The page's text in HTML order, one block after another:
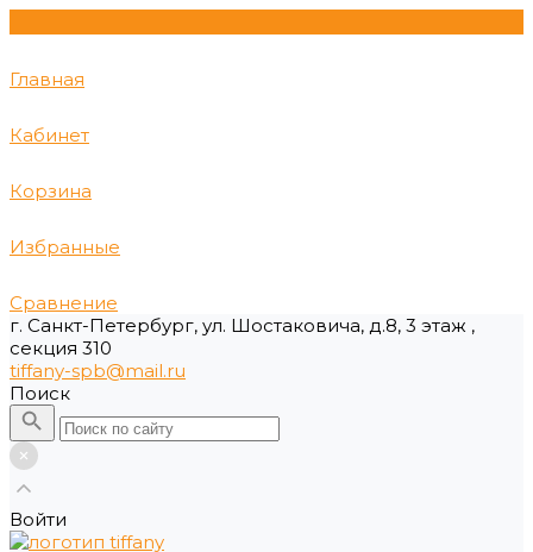
Главная
Кабинет
Корзина
Избранные
Сравнение
г. Санкт-Петербург, ул. Шостаковича, д.8, 3 этаж ,
секция 310
tiffany-spb@mail.ru
Поиск
Войти